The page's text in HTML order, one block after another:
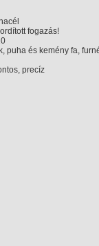
fogazás!
puha és kemény fa,
precíz